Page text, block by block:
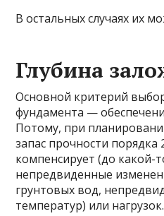
В остальных случаях их
Глубина
Основной критерий
фундамента —
Потому, при
запас прочности порядка
компенсирует (до какой-
непредвиденные
грунтовых вод,
температур) или